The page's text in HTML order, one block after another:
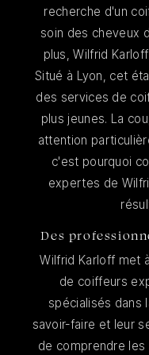
recherche d'un
soin des cheveux
plus, Wilfrid
Situé à Lyon, cet
des services de
plus jeunes. La
attention
c'est pourquoi
expertes de
Des
Wilfrid Karloff met
de coiffeurs
spécialisés dans
savoir-faire et leur
de comprendre